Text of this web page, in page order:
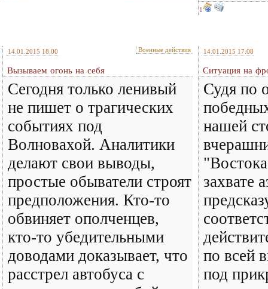
1
14.01.2015 18:00 Военные действия
Вызываем огонь на себя
Сегодня только ленивый
не пишет о трагических
событиях под
Волновахой. Аналитики
делают свои выводы,
простые обыватели строят
предположения. Кто-то
обвиняет ополченцев,
кто-то убедительными
доводами доказывает, что
расстрел автобуса с
14.01.2015 17:08
Ситуация на
Судя по
нашей
захвате
по всей
под